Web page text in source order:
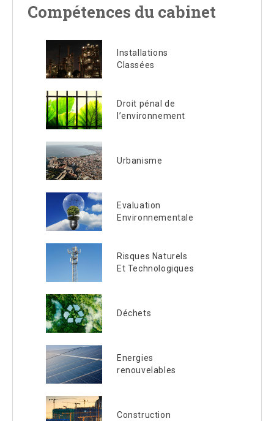
Compétences du cabinet
Installations
Classées
Droit pénal de
l’environnement
Urbanisme
Evaluation
Environnementale
Risques Naturels
Et Technologiques
Déchets
Energies
renouvelables
Construction